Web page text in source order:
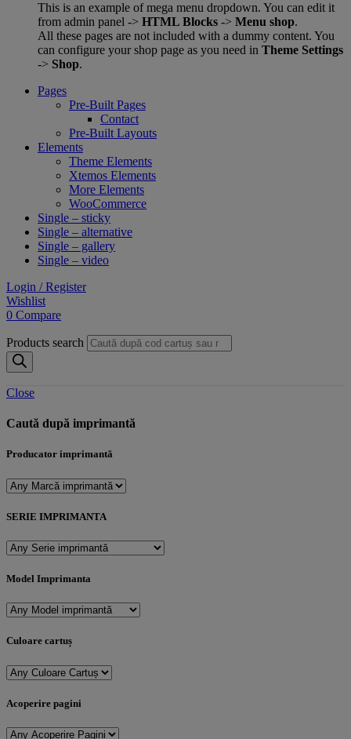
This is an example of mega menu dropdown. You can edit it
from admin panel -> HTML Blocks -> Menu shop.
All these pages are not included with a dummy content. You
can configure your shop page as you need in Theme Settings
-> Shop.
Pages
Pre-Built Pages
Contact
Pre-Built Layouts
Elements
Theme Elements
Xtemos Elements
More Elements
WooCommerce
Single – sticky
Single – alternative
Single – gallery
Single – video
Login / Register
Wishlist
0 Compare
Products search
Close
Caută după imprimantă
Producator imprimantă
SERIE IMPRIMANTA
Model Imprimanta
Culoare cartuș
Acoperire pagini